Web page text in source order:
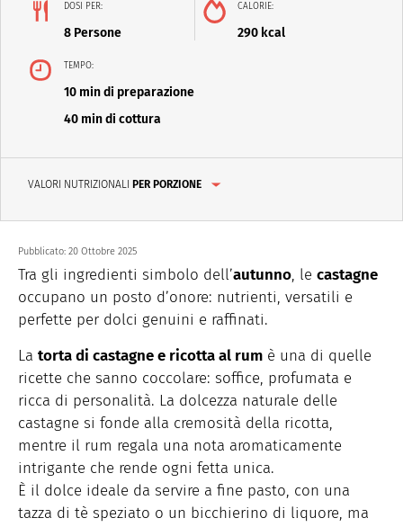
DOSI PER:
8 Persone
CALORIE:
290 kcal
TEMPO:
10 min di preparazione
40 min di cottura
VALORI NUTRIZIONALI PER PORZIONE
Pubblicato: 20 Ottobre 2025
Tra gli ingredienti simbolo dell’autunno, le castagne
occupano un posto d’onore: nutrienti, versatili e
perfette per dolci genuini e raffinati.
La torta di castagne e ricotta al rum è una di quelle
ricette che sanno coccolare: soffice, profumata e
ricca di personalità. La dolcezza naturale delle
castagne si fonde alla cremosità della ricotta,
mentre il rum regala una nota aromaticamente
intrigante che rende ogni fetta unica.
È il dolce ideale da servire a fine pasto, con una
tazza di tè speziato o un bicchierino di liquore, ma